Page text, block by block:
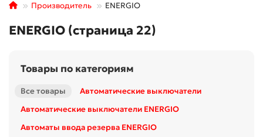
Производитель ENERGIO
ENERGIO (страница 22)
Товары по категориям
Все товары
Автоматические выключатели
Автоматические выключатели ENERGIO
Автоматы ввода резерва ENERGIO